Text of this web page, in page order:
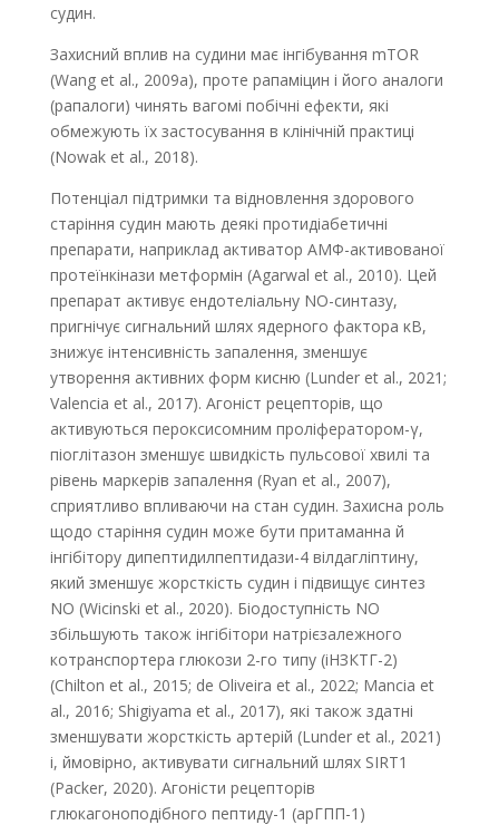
судин.
Захисний вплив на судини має інгібування mTOR
(Wang et al., 2009a), проте рапаміцин і його аналоги
(рапалоги) чинять вагомі побічні ефекти, які
обмежують їх застосування в клінічній практиці
(Nowak et al., 2018).
Потенціал підтримки та відновлення здорового
старіння судин мають деякі протидіабетичні
препарати, наприклад активатор АМФ-активованої
протеїнкінази метформін (Agarwal et al., 2010). Цей
препарат активує ендотеліальну NO-синтазу,
пригнічує сигнальний шлях ядерного фактора κB,
знижує інтенсивність запалення, зменшує
утворення активних форм кисню (Lunder et al., 2021;
Valencia et al., 2017). Агоніст рецепторів, що
активуються пероксисомним проліфератором-γ,
піоглітазон зменшує швидкість пульсової хвилі та
рівень маркерів запалення (Ryan et al., 2007),
сприятливо впливаючи на стан судин. Захисна роль
щодо старіння судин може бути притаманна й
інгібітору дипептидилпептидази-4 вілдагліптину,
який зменшує жорсткість судин і підвищує синтез
NO (Wicinski et al., 2020). Біодоступність NO
збільшують також інгібітори натрієзалежного
котранспортера глюкози 2-го типу (іНЗКТГ-2)
(Chilton et al., 2015; de Oliveira et al., 2022; Mancia et
al., 2016; Shigiyama et al., 2017), які також здатні
зменшувати жорсткість артерій (Lunder et al., 2021)
і, ймовірно, активувати сигнальний шлях SIRT1
(Packer, 2020). Агоністи рецепторів
глюкагоноподібного пептиду-1 (арГПП-1)